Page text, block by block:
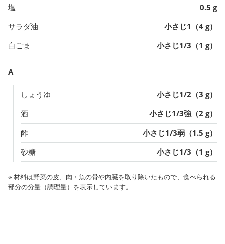
塩
0.5 g
サラダ油
小さじ1（4 g）
白ごま
小さじ1/3（1 g）
A
しょうゆ
小さじ1/2（3 g）
酒
小さじ1/3強（2 g）
酢
小さじ1/3弱（1.5 g）
砂糖
小さじ1/3（1 g）
※ 材料は野菜の皮、肉・魚の骨や内臓を取り除いたもので、食べられる
部分の分量（調理量）を表示しています。